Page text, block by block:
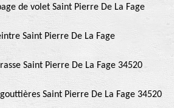
de volet Saint Pierre De La Fage
Saint Pierre De La Fage
Saint Pierre De La Fage 34520
Saint Pierre De La Fage 34520